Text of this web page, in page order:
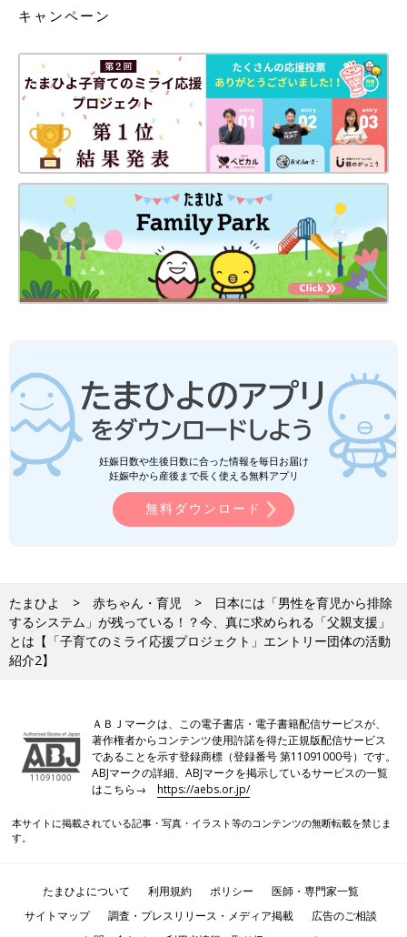
キャンペーン
妊娠日数や生後日数に合った情報を毎日お届け
妊娠中から産後まで長く使える無料アプリ
無料ダウンロード
たまひよ 赤ちゃん・育児
日本には「男性を育児から排除
するシステム」が残っている！？今、真に求められる「父親支援」
とは【「子育てのミライ応援プロジェクト」エントリー団体の活動
紹介2】
ＡＢＪマークは、この電子書店・電子書籍配信サービスが、
著作権者からコンテンツ使用許諾を得た正規版配信サービス
であることを示す登録商標（登録番号 第11091000号）です。
ABJマークの詳細、ABJマークを掲示しているサービスの一覧
はこちら→https://aebs.or.jp/
本サイトに掲載されている記事・写真・イラスト等のコンテンツの無断転載を禁じま
す。
たまひよについて 利用規約 ポリシー
医師・専門家一覧
サイトマップ
調査・プレスリリース・メディア掲載
広告のご相談